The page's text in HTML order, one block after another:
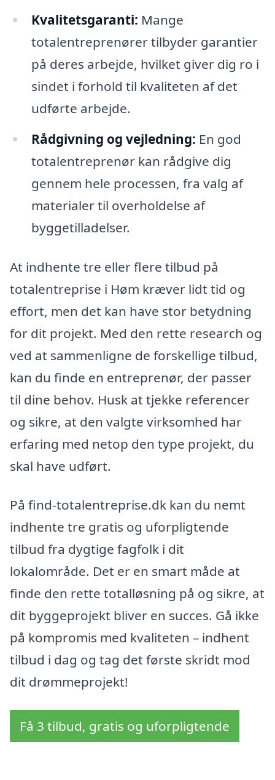
Kvalitetsgaranti: Mange
totalentreprenører tilbyder garantier
på deres arbejde, hvilket giver dig ro i
sindet i forhold til kvaliteten af det
udførte arbejde.
Rådgivning og vejledning: En god
totalentreprenør kan rådgive dig
gennem hele processen, fra valg af
materialer til overholdelse af
byggetilladelser.
At indhente tre eller flere tilbud på
totalentreprise i Høm kræver lidt tid og
effort, men det kan have stor betydning
for dit projekt. Med den rette research og
ved at sammenligne de forskellige tilbud,
kan du finde en entreprenør, der passer
til dine behov. Husk at tjekke referencer
og sikre, at den valgte virksomhed har
erfaring med netop den type projekt, du
skal have udført.
På find-totalentreprise.dk kan du nemt
indhente tre gratis og uforpligtende
tilbud fra dygtige fagfolk i dit
lokalområde. Det er en smart måde at
finde den rette totalløsning på og sikre, at
dit byggeprojekt bliver en succes. Gå ikke
på kompromis med kvaliteten – indhent
tilbud i dag og tag det første skridt mod
dit drømmeprojekt!
Få 3 tilbud, gratis og uforpligtende